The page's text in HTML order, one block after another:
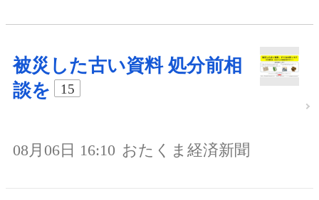
被災した古い資料 処分前相
談を
15
08月06日 16:10 おたくま経済新聞